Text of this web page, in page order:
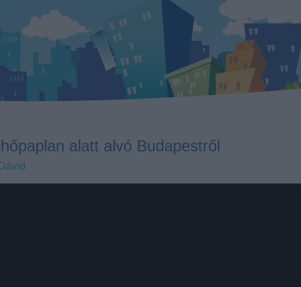
alatt alvó Budapestről